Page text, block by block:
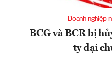
Doanh nghiệp
BCG và BCR bị
ty đại